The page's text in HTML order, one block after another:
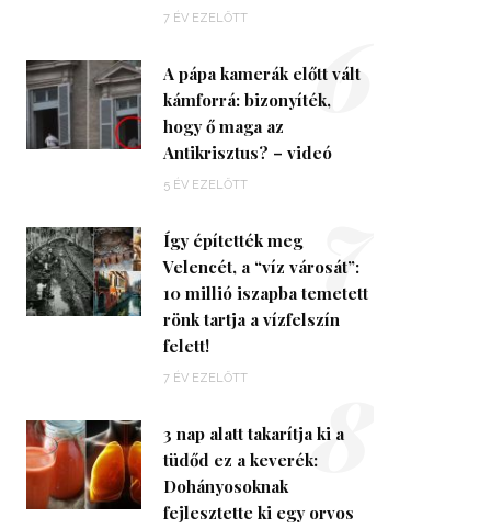
7 ÉV EZELŐTT
A pápa kamerák előtt vált
kámforrá: bizonyíték,
hogy ő maga az
Antikrisztus? – videó
5 ÉV EZELŐTT
6
Így építették meg
Velencét, a “víz városát”:
10 millió iszapba temetett
rönk tartja a vízfelszín
felett!
7 ÉV EZELŐTT
7
3 nap alatt takarítja ki a
tüdőd ez a keverék:
Dohányosoknak
fejlesztette ki egy orvos
8